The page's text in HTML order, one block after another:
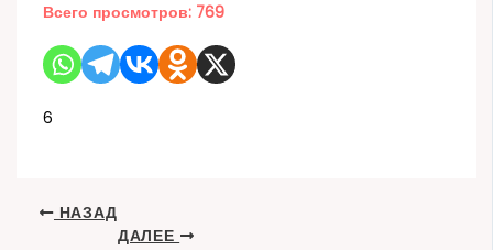
Всего просмотров: 769
6
НАЗАД
ДАЛЕЕ